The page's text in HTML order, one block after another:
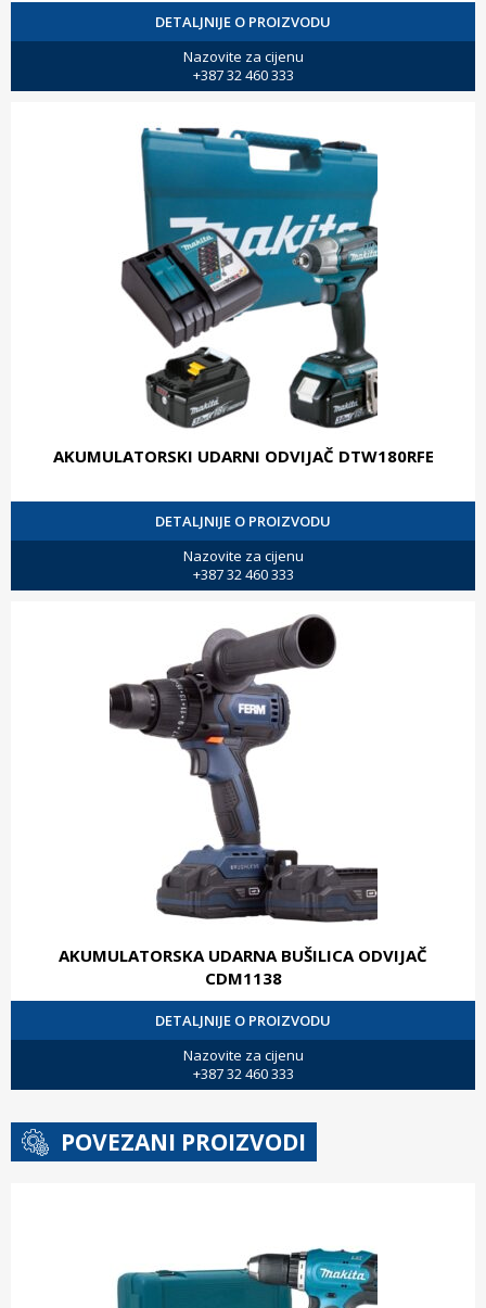
DETALJNIJE O PROIZVODU
Nazovite za cijenu
+387 32 460 333
AKUMULATORSKI UDARNI ODVIJAČ DTW180RFE
DETALJNIJE O PROIZVODU
Nazovite za cijenu
+387 32 460 333
AKUMULATORSKA UDARNA BUŠILICA ODVIJAČ
CDM1138
DETALJNIJE O PROIZVODU
Nazovite za cijenu
+387 32 460 333
POVEZANI PROIZVODI